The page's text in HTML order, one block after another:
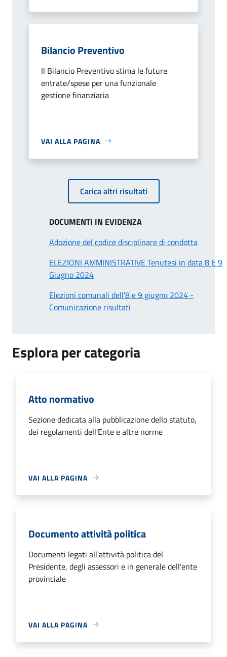
Bilancio Preventivo
Il Bilancio Preventivo stima le future
entrate/spese per una funzionale
gestione finanziaria
VAI ALLA PAGINA
Carica altri risultati
DOCUMENTI IN EVIDENZA
Adozione del codice disciplinare di condotta
ELEZIONI AMMINISTRATIVE Tenutesi in data 8 E 9
Giugno 2024
Elezioni comunali dell'8 e 9 giugno 2024 -
Comunicazione risultati
Esplora per categoria
Atto normativo
Sezione dedicata alla pubblicazione dello statuto,
dei regolamenti dell'Ente e altre norme
VAI ALLA PAGINA
Documento attività politica
Documenti legati all'attività politica del
Presidente, degli assessori e in generale dell'ente
provinciale
VAI ALLA PAGINA